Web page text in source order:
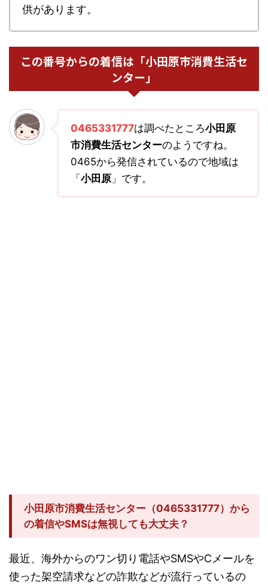
供があります。
この番号からの着信は「小田原市消費生活セ
ンター」
0465331777は調べたところ小田原
市消費生活センターのようですね。
0465から発信されているので地域は
「 小田原 」です。
小田原市消費生活センター（0465331777）から
の着信やSMSは無視しても大丈夫？
最近、海外からのワン切り電話やSMSやCメールを
使った架空請求などの詐欺などが流行っているの